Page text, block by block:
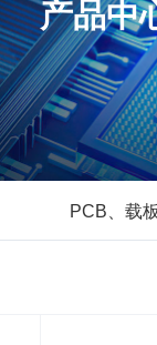
产品中
PCB、载